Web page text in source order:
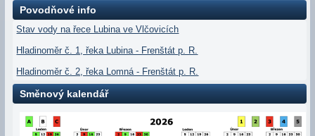
Povodňové info
Stav vody na řece Lubina ve Vlčovicích
Hladinoměr č. 1, řeka Lubina - Frenštát p. R.
Hladinoměr č. 2, řeka Lomná - Frenštát p. R.
Směnový kalendář